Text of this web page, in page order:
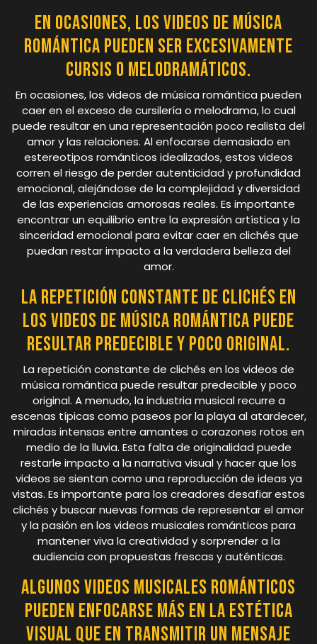
En ocasiones, los videos de música
romántica pueden ser excesivamente
cursis o melodramáticos.
En ocasiones, los videos de música romántica pueden
caer en el exceso de cursilería o melodrama, lo cual
puede resultar en una representación poco realista del
amor y las relaciones. Al enfocarse demasiado en
estereotipos románticos idealizados, estos videos
corren el riesgo de perder autenticidad y profundidad
emocional, alejándose de la complejidad y diversidad
de las experiencias amorosas reales. Es importante
encontrar un equilibrio entre la expresión artística y la
sinceridad emocional para evitar caer en clichés que
puedan restar impacto a la verdadera belleza del
amor.
La repetición constante de clichés en
los videos de música romántica puede
resultar predecible y poco original.
La repetición constante de clichés en los videos de
música romántica puede resultar predecible y poco
original. A menudo, la industria musical recurre a
escenas típicas como paseos por la playa al atardecer,
miradas intensas entre amantes o corazones rotos en
medio de la lluvia. Esta falta de originalidad puede
restarle impacto a la narrativa visual y hacer que los
videos se sientan como una reproducción de ideas ya
vistas. Es importante para los creadores desafiar estos
clichés y buscar nuevas formas de representar el amor
y la pasión en los videos musicales románticos para
mantener viva la creatividad y sorprender a la
audiencia con propuestas frescas y auténticas.
Algunos videos musicales románticos
pueden enfocarse más en la estética
visual que en transmitir un mensaje